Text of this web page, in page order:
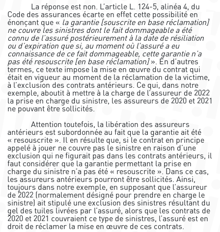
La réponse est non. L’article L. 124-5, alinéa 4, du
Code des assurances écarte en effet cette possibilité en
énonçant que « la garantie [souscrite en base réclamation]
ne couvre les sinistres dont le fait dommageable a été
connu de l’assuré postérieurement à la date de résiliation
ou d’expiration que si, au moment où l’assuré a eu
connaissance de ce fait dommageable, cette garantie n’a
pas été resouscrite [en base réclamation]». En d’autres
termes, ce texte impose la mise en œuvre du contrat qui
était en vigueur au moment de la réclamation de la victime,
à l’exclusion des contrats antérieurs. Ce qui, dans notre
exemple, aboutit à mettre à la charge de l’assureur de 2022
la prise en charge du sinistre, les assureurs de 2020 et 2021
ne pouvant être sollicités.
Attention toutefois, la libération des assureurs
antérieurs est subordonnée au fait que la garantie ait été
« resouscrite ». Il en résulte que, si le contrat en principe
appelé à jouer ne couvre pas le sinistre en raison d’une
exclusion qui ne figurait pas dans les contrats antérieurs, il
faut considérer que la garantie permettant la prise en
charge du sinistre n’a pas été « resouscrite ». Dans ce cas,
les assureurs antérieurs pourront être sollicités. Ainsi,
toujours dans notre exemple, en supposant que l’assureur
de 2022 (normalement désigné pour prendre en charge le
sinistre) ait stipulé une exclusion des sinistres résultant du
gel des tuiles livrées par l’assuré, alors que les contrats de
2020 et 2021 couvraient ce type de sinistres, l’assuré est en
droit de réclamer la mise en œuvre de ces contrats.